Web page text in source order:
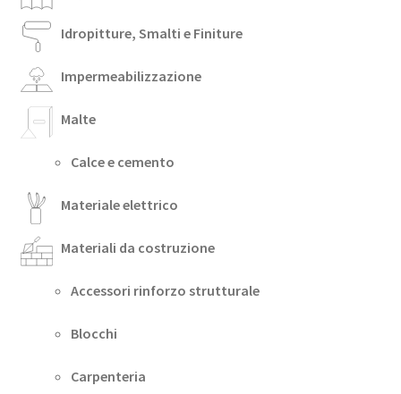
Idropitture, Smalti e Finiture
Impermeabilizzazione
Malte
Calce e cemento
Materiale elettrico
Materiali da costruzione
Accessori rinforzo strutturale
Blocchi
Carpenteria